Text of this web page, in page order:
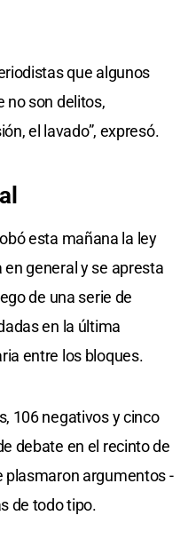
que algunos
no son delitos,
el lavado”, expresó.
esta mañana la ley
general y se apresta
de una serie de
en la última
entre los bloques.
106 negativos y cinco
debate en el recinto de
plasmaron argumentos -
de todo tipo.